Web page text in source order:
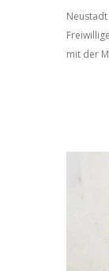
mit der